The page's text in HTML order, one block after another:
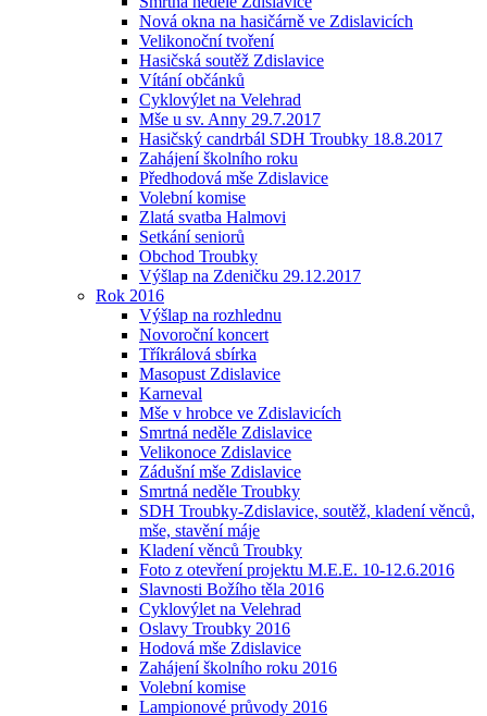
Nová okna na hasičárně ve Zdislavicích
Velikonoční tvoření
Hasičská soutěž Zdislavice
Vítání občánků
Cyklovýlet na Velehrad
Mše u sv. Anny 29.7.2017
Hasičský candrbál SDH Troubky 18.8.2017
Zahájení školního roku
Předhodová mše Zdislavice
Volební komise
Zlatá svatba Halmovi
Setkání seniorů
Obchod Troubky
Výšlap na Zdeničku 29.12.2017
Rok 2016
Výšlap na rozhlednu
Novoroční koncert
Tříkrálová sbírka
Masopust Zdislavice
Karneval
Mše v hrobce ve Zdislavicích
Smrtná neděle Zdislavice
Velikonoce Zdislavice
Zádušní mše Zdislavice
Smrtná neděle Troubky
SDH Troubky-Zdislavice, soutěž, kladení věnců,
mše, stavění máje
Kladení věnců Troubky
Foto z otevření projektu M.E.E. 10-12.6.2016
Slavnosti Božího těla 2016
Cyklovýlet na Velehrad
Oslavy Troubky 2016
Hodová mše Zdislavice
Zahájení školního roku 2016
Volební komise
Lampionové průvody 2016